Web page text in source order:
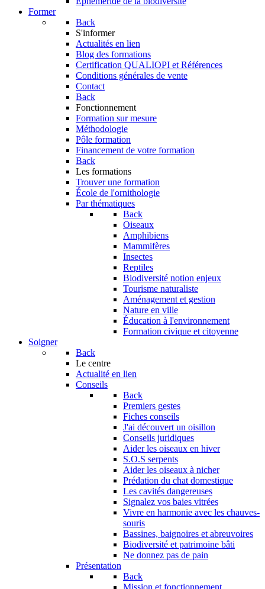
Former
Back
S'informer
Actualités en lien
Blog des formations
Certification QUALIOPI et Références
Conditions générales de vente
Contact
Back
Fonctionnement
Formation sur mesure
Méthodologie
Pôle formation
Financement de votre formation
Back
Les formations
Trouver une formation
École de l'ornithologie
Par thématiques
Back
Oiseaux
Amphibiens
Mammifères
Insectes
Reptiles
Biodiversité notion enjeux
Tourisme naturaliste
Aménagement et gestion
Nature en ville
Éducation à l'environnement
Formation civique et citoyenne
Soigner
Back
Le centre
Actualité en lien
Conseils
Back
Premiers gestes
Fiches conseils
J'ai découvert un oisillon
Conseils juridiques
Aider les oiseaux en hiver
S.O.S serpents
Aider les oiseaux à nicher
Prédation du chat domestique
Les cavités dangereuses
Signalez vos baies vitrées
Vivre en harmonie avec les chauves-
souris
Bassines, baignoires et abreuvoires
Biodiversité et patrimoine bâti
Ne donnez pas de pain
Présentation
Back
Mission et fonctionnement